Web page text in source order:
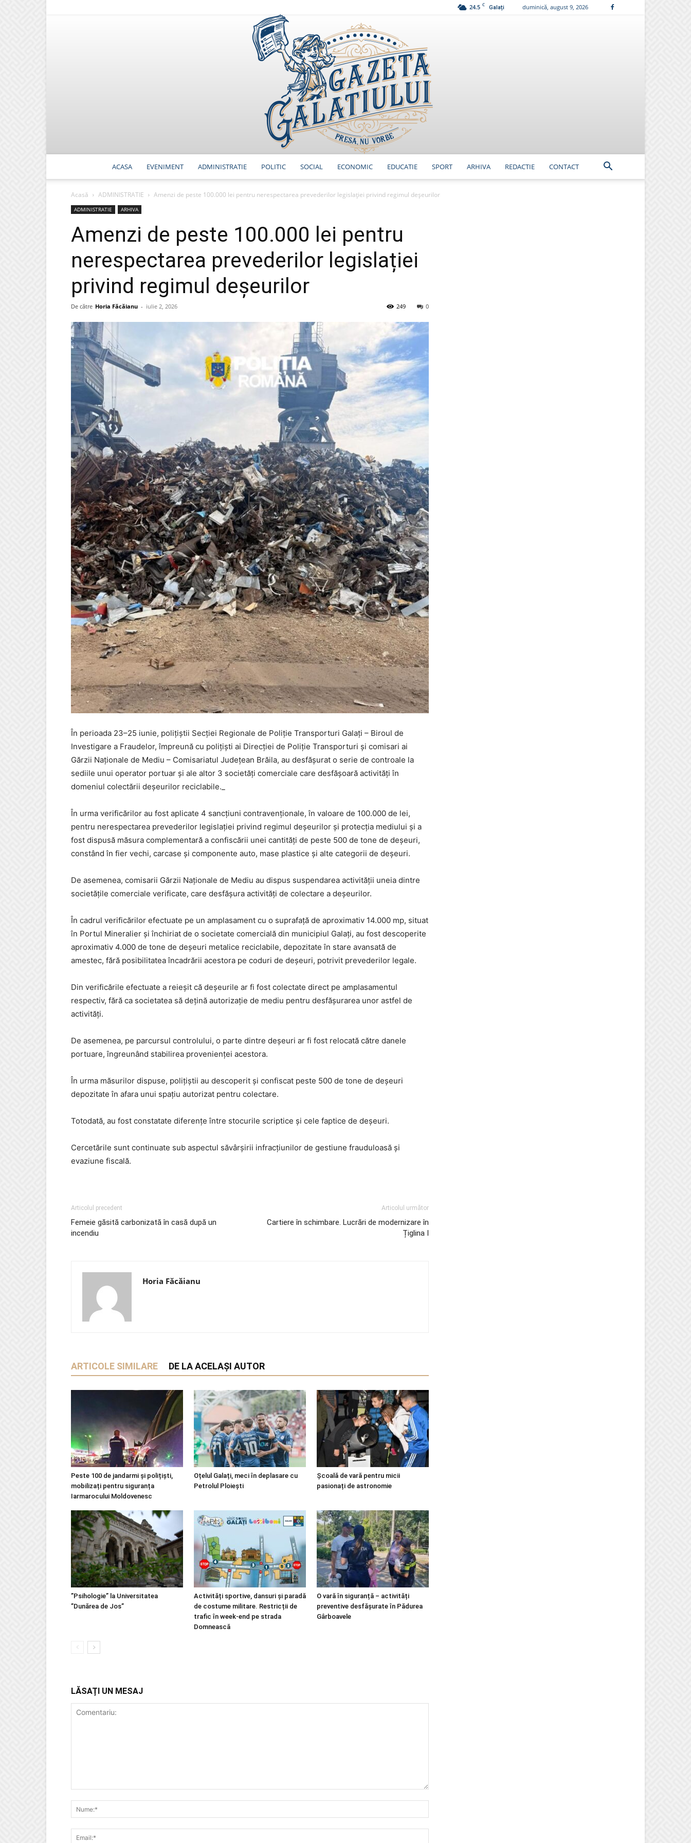
24.5 C Galați duminică, august 9, 2026
ACASA EVENIMENT ADMINISTRATIE POLITIC SOCIAL ECONOMIC EDUCATIE SPORT ARHIVA REDACTIE CONTACT
Acasă ADMINISTRATIE Amenzi de peste 100.000 lei pentru nerespectarea prevederilor legislației privind regimul deșeurilor
ADMINISTRATIE ARHIVA
Amenzi de peste 100.000 lei pentru
nerespectarea prevederilor legislației
privind regimul deșeurilor
De către Horia Făcăianu - iulie 2, 2026 0
249
În perioada 23–25 iunie, polițiștii Secției Regionale de Poliție Transporturi Galați – Biroul de
Investigare a Fraudelor, împreună cu polițiști ai Direcției de Poliție Transporturi și comisari ai
Gărzii Naționale de Mediu – Comisariatul Județean Brăila, au desfășurat o serie de controale la
sediile unui operator portuar și ale altor 3 societăți comerciale care desfășoară activități în
domeniul colectării deșeurilor reciclabile._
În urma verificărilor au fost aplicate 4 sancțiuni contravenționale, în valoare de 100.000 de lei,
pentru nerespectarea prevederilor legislației privind regimul deșeurilor și protecția mediului și a
fost dispusă măsura complementară a confiscării unei cantități de peste 500 de tone de deșeuri,
constând în fier vechi, carcase și componente auto, mase plastice și alte categorii de deșeuri.
De asemenea, comisarii Gărzii Naționale de Mediu au dispus suspendarea activității uneia dintre
societățile comerciale verificate, care desfășura activități de colectare a deșeurilor.
În cadrul verificărilor efectuate pe un amplasament cu o suprafață de aproximativ 14.000 mp, situat
în Portul Mineralier și închiriat de o societate comercială din municipiul Galați, au fost descoperite
aproximativ 4.000 de tone de deșeuri metalice reciclabile, depozitate în stare avansată de
amestec, fără posibilitatea încadrării acestora pe coduri de deșeuri, potrivit prevederilor legale.
Din verificările efectuate a reieșit că deșeurile ar fi fost colectate direct pe amplasamentul
respectiv, fără ca societatea să dețină autorizație de mediu pentru desfășurarea unor astfel de
activități.
De asemenea, pe parcursul controlului, o parte dintre deșeuri ar fi fost relocată către danele
portuare, îngreunând stabilirea provenienței acestora.
În urma măsurilor dispuse, polițiștii au descoperit și confiscat peste 500 de tone de deșeuri
depozitate în afara unui spațiu autorizat pentru colectare.
Totodată, au fost constatate diferențe între stocurile scriptice și cele faptice de deșeuri.
Cercetările sunt continuate sub aspectul săvârșirii infracțiunilor de gestiune frauduloasă și
evaziune fiscală.
Articolul precedent
Femeie găsită carbonizată în casă după un
incendiu
Articolul următor
Cartiere în schimbare. Lucrări de modernizare în
Țiglina I
Horia Făcăianu
ARTICOLE SIMILARE DE LA ACELAȘI AUTOR
Peste 100 de jandarmi și polițiști,
mobilizați pentru siguranța
Iarmarocului Moldovenesc
Oțelul Galați, meci în deplasare cu
Petrolul Ploiești
Școală de vară pentru micii
pasionați de astronomie
”Psihologie” la Universitatea
”Dunărea de Jos”
Activități sportive, dansuri și paradă
de costume militare. Restricții de
trafic în week-end pe strada
Domnească
O vară în siguranță – activități
preventive desfășurate în Pădurea
Gârboavele
LĂSAȚI UN MESAJ